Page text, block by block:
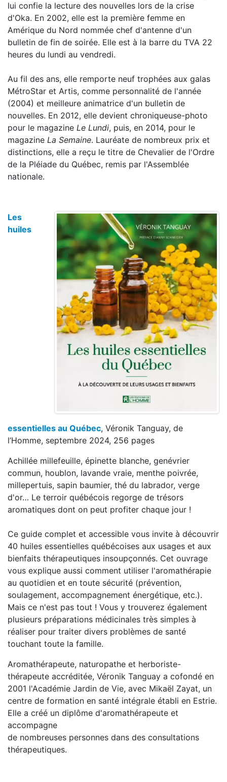
lui confie la lecture des nouvelles lors de la crise
d'Oka. En 2002, elle est la première femme en
Amérique du Nord nommée chef d'antenne d'un
bulletin de fin de soirée. Elle est à la barre du TVA 22
heures du lundi au vendredi.
Au fil des ans, elle remporte neuf trophées aux galas
MétroStar et Artis, comme personnalité de l'année
(2004) et meilleure animatrice d'un bulletin de
nouvelles. En 2012, elle devient chroniqueuse-photo
pour le magazine Le Lundi, puis, en 2014, pour le
magazine La Semaine. Lauréate de nombreux prix et
distinctions, elle a reçu le titre de Chevalier de l'Ordre
de la Pléiade du Québec, remis par l'Assemblée
nationale.
Les
huiles
essentielles au Québec, Véronik Tanguay, de
l’Homme, septembre 2024, 256 pages
Achillée millefeuille, épinette blanche, genévrier
commun, houblon, lavande vraie, menthe poivrée,
millepertuis, sapin baumier, thé du labrador, verge
d'or… Le terroir québécois regorge de trésors
aromatiques dont on peut profiter chaque jour !
Ce guide complet et accessible vous invite à découvrir
40 huiles essentielles québécoises aux usages et aux
bienfaits thérapeutiques insoupçonnés. Cet ouvrage
vous explique aussi comment utiliser l'aromathérapie
au quotidien et en toute sécurité (prévention,
soulagement, accompagnement énergétique, etc.).
Mais ce n'est pas tout ! Vous y trouverez également
plusieurs préparations médicinales très simples à
réaliser pour traiter divers problèmes de santé
touchant toute la famille.
Aromathérapeute, naturopathe et herboriste-
thérapeute accréditée, Véronik Tanguay a cofondé en
2001 l'Académie Jardin de Vie, avec Mikaël Zayat, un
centre de formation en santé intégrale établi en Estrie.
Elle a créé un diplôme d'aromathérapeute et
accompagne
de nombreuses personnes dans des consultations
thérapeutiques.